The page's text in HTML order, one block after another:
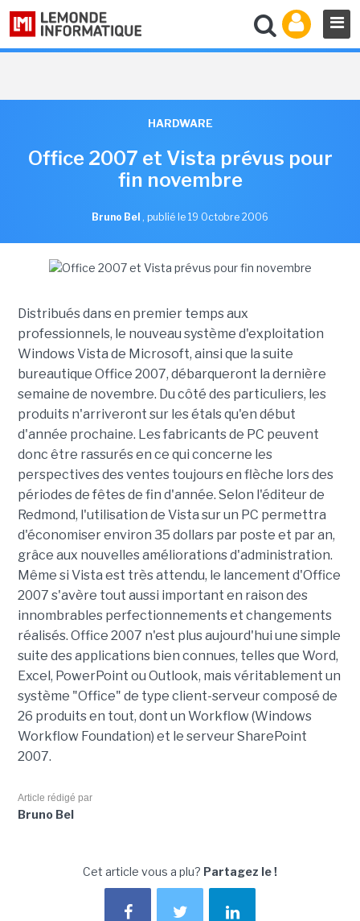
HARDWARE
Office 2007 et Vista prévus pour
fin novembre
Bruno Bel , publié le 19 Octobre 2006
Distribués dans en premier temps aux
professionnels, le nouveau système d'exploitation
Windows Vista de Microsoft, ainsi que la suite
bureautique Office 2007, débarqueront la dernière
semaine de novembre. Du côté des particuliers, les
produits n'arriveront sur les étals qu'en début
d'année prochaine. Les fabricants de PC peuvent
donc être rassurés en ce qui concerne les
perspectives des ventes toujours en flèche lors des
périodes de fêtes de fin d'année. Selon l'éditeur de
Redmond, l'utilisation de Vista sur un PC permettra
d'économiser environ 35 dollars par poste et par an,
grâce aux nouvelles améliorations d'administration.
Même si Vista est très attendu, le lancement d'Office
2007 s'avère tout aussi important en raison des
innombrables perfectionnements et changements
réalisés. Office 2007 n'est plus aujourd'hui une simple
suite des applications bien connues, telles que Word,
Excel, PowerPoint ou Outlook, mais véritablement un
système "Office" de type client-serveur composé de
26 produits en tout, dont un Workflow (Windows
Workflow Foundation) et le serveur SharePoint
2007.
Article rédigé par
Bruno Bel
Cet article vous a plu? Partagez le !